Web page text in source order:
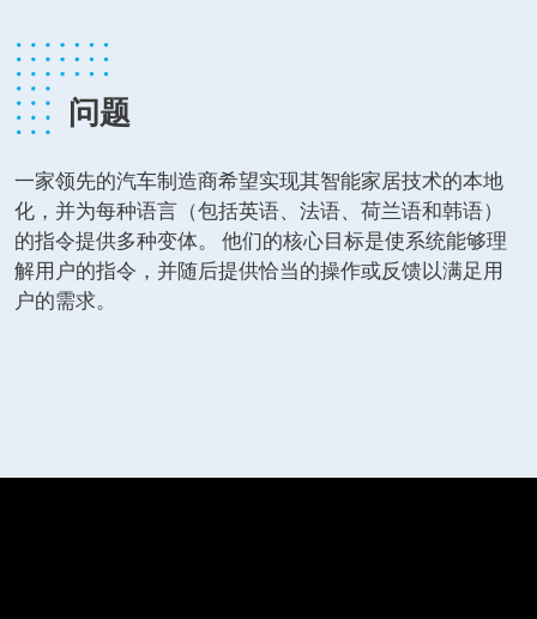
问题
一家领先的汽车制造商希望实现其智能家居技术的本地
化，并为每种语言（包括英语、法语、荷兰语和韩语）
的指令提供多种变体。 他们的核心目标是使系统能够理
解用户的指令，并随后提供恰当的操作或反馈以满足用
户的需求。